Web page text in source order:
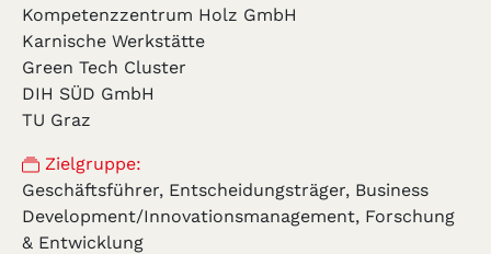
Kompetenzzentrum Holz GmbH
Karnische Werkstätte
Green Tech Cluster
DIH SÜD GmbH
TU Graz
Zielgruppe:
Geschäftsführer, Entscheidungsträger, Business
Development/Innovationsmanagement, Forschung
& Entwicklung